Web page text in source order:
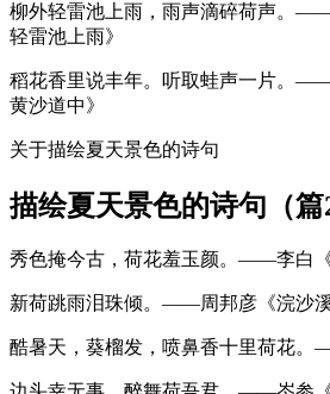
柳外轻雷池上雨，雨声滴碎荷声。
轻雷池上雨》
稻花香里说丰年。听取蛙声一片。
黄沙道中》
关于描绘夏天景色的诗句
描绘夏天景色的诗句（篇2
秀色掩今古，荷花羞玉颜。——李白《
新荷跳雨泪珠倾。——周邦彦《浣沙溪
酷暑天，葵榴发，喷鼻香十里荷花。